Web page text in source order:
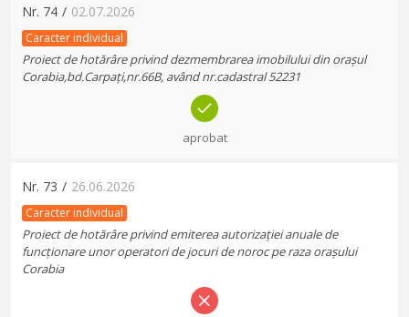
Nr. 74 / 02.07.2026
Caracter individual
Proiect de hotărâre privind dezmembrarea imobilului din orașul
Corabia,bd.Carpați,nr.66B, având nr.cadastral 52231
aprobat
Nr. 73 / 26.06.2026
Caracter individual
Proiect de hotărâre privind emiterea autorizației anuale de
funcționare unor operatori de jocuri de noroc pe raza orașului
Corabia